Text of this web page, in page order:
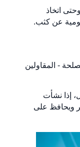
اتخاذ
عن كثب.
المصلحة - المقاولين
إذا نشأت
ويحافظ على